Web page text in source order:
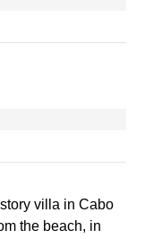
villa in Cabo
the beach, in